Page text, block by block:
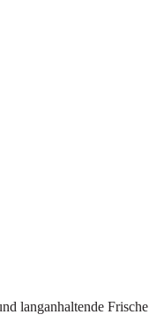
langanhaltende Frische